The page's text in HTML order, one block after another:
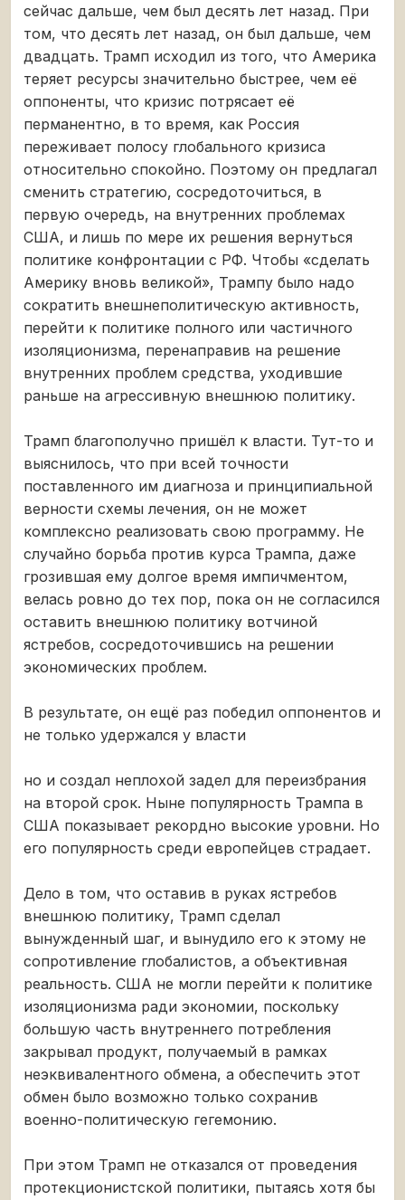
сейчас дальше, чем был десять лет назад. При
том, что десять лет назад, он был дальше, чем
двадцать. Трамп исходил из того, что Америка
теряет ресурсы значительно быстрее, чем её
оппоненты, что кризис потрясает её
перманентно, в то время, как Россия
переживает полосу глобального кризиса
относительно спокойно. Поэтому он предлагал
сменить стратегию, сосредоточиться, в
первую очередь, на внутренних проблемах
США, и лишь по мере их решения вернуться
политике конфронтации с РФ. Чтобы «сделать
Америку вновь великой», Трампу было надо
сократить внешнеполитическую активность,
перейти к политике полного или частичного
изоляционизма, перенаправив на решение
внутренних проблем средства, уходившие
раньше на агрессивную внешнюю политику.
Трамп благополучно пришёл к власти. Тут-то и
выяснилось, что при всей точности
поставленного им диагноза и принципиальной
верности схемы лечения, он не может
комплексно реализовать свою программу. Не
случайно борьба против курса Трампа, даже
грозившая ему долгое время импичментом,
велась ровно до тех пор, пока он не согласился
оставить внешнюю политику вотчиной
ястребов, сосредоточившись на решении
экономических проблем.
В результате, он ещё раз победил оппонентов и
не только удержался у власти
но и создал неплохой задел для переизбрания
на второй срок. Ныне популярность Трампа в
США показывает рекордно высокие уровни. Но
его популярность среди европейцев страдает.
Дело в том, что оставив в руках ястребов
внешнюю политику, Трамп сделал
вынужденный шаг, и вынудило его к этому не
сопротивление глобалистов, а объективная
реальность. США не могли перейти к политике
изоляционизма ради экономии, поскольку
большую часть внутреннего потребления
закрывал продукт, получаемый в рамках
неэквивалентного обмена, а обеспечить этот
обмен было возможно только сохранив
военно-политическую гегемонию.
При этом Трамп не отказался от проведения
протекционистской политики, пытаясь хотя бы